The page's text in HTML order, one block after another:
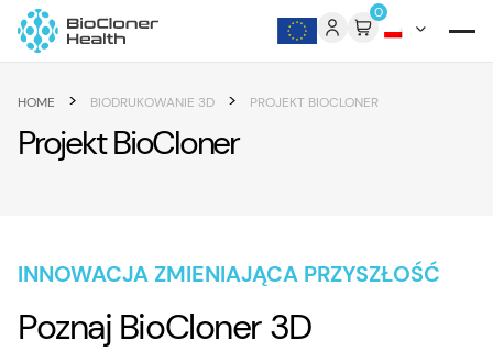
Skip to content 0
HOME > BIODRUKOWANIE 3D > PROJEKT BIOCLONER
Projekt BioCloner
INNOWACJA ZMIENIAJĄCA PRZYSZŁOŚĆ
Poznaj BioCloner 3D